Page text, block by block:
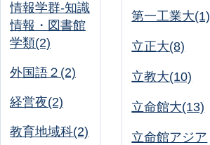
情報学群-知識
情報・図書館
学類(2)
外国語２(2)
経営夜(2)
教育地域科(2)
第一工業大(1)
立正大(8)
立教大(10)
立命館大(13)
立命館アジア